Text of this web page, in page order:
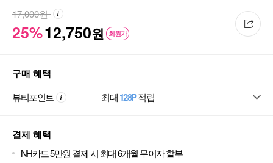
25%12,750원 회원가
17,000원
구매 혜택
뷰티포인트 최대128P적립
결제 혜택
NH카드 5만원 결제 시 최대 6개월 무이자 할부